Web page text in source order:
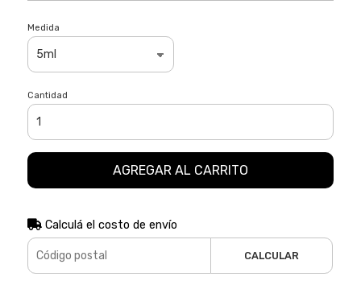
Medida
Cantidad
AGREGAR AL CARRITO
Calculá el costo de envío
CALCULAR